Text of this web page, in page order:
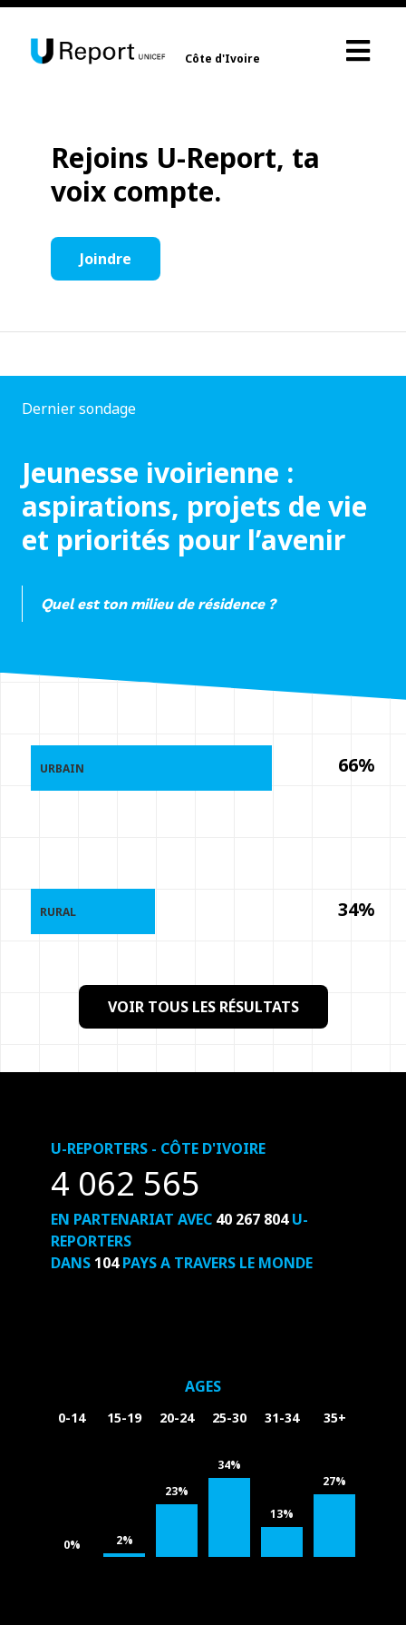
Côte d'Ivoire
Rejoins U-Report, ta
voix compte.
Joindre
Dernier sondage
Jeunesse ivoirienne :
aspirations, projets de vie
et priorités pour l’avenir
Quel est ton milieu de résidence ?
66%
34%
URBAIN
RURAL
VOIR TOUS LES RÉSULTATS
U-REPORTERS - CÔTE D'IVOIRE
4 062 565
EN PARTENARIAT AVEC 40 267 804U-
REPORTERS
DANS 104PAYS A TRAVERS LE MONDE
AGES
0% 2%
23%
34%
13%
27%
0-14 15-19 20-24 25-30 31-34 35+